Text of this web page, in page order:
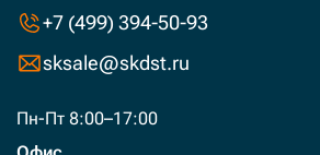
+7 (499) 394-50-93
sksale@skdst.ru
Пн-Пт 8:00–17:00